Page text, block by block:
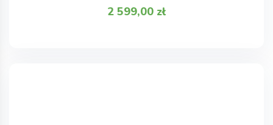
2 599,00 zł